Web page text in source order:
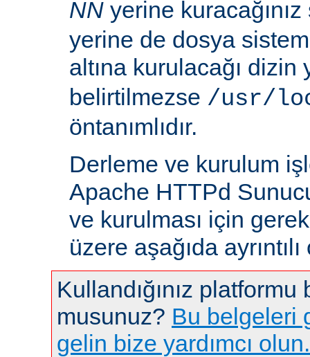
NN yerine
yerine de dosya
altına kurulacağı dizin
belirtilmezse /usr/
öntanımlıdır.
Derleme ve kurulum
Apache HTTPd
ve kurulması için
üzere aşağıda
Kullandığınız
musunuz? Bu belgeleri
gelin bize yardımcı olun.